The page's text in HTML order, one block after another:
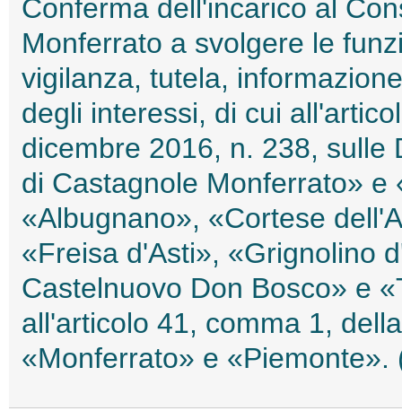
Conferma dell'incarico al
Monferrato a svolgere le
vigilanza, tutela,
degli interessi, di cui
dicembre 2016, n. 238, sulle
di Castagnole Monferrato» e
«Albugnano», «Cortese
«Freisa d'Asti», «Grignolino
Castelnuovo Don Bosco» e
all'articolo 41, comma 1,
«Monferrato» e «Piemonte».